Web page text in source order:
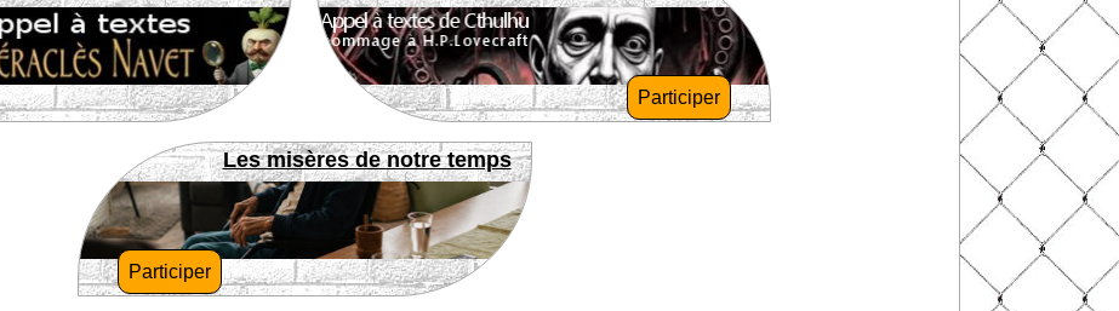
Participer
Les misères de notre temps
Participer